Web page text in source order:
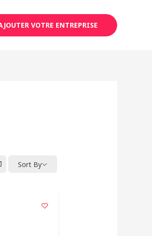
VOTRE ENTREPRISE
Sort By